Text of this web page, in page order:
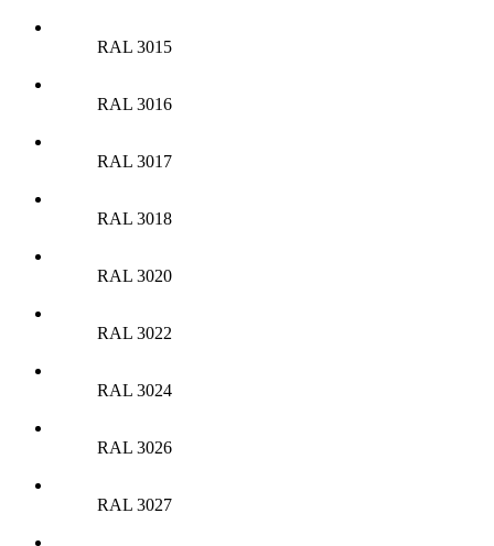
RAL 3015
RAL 3016
RAL 3017
RAL 3018
RAL 3020
RAL 3022
RAL 3024
RAL 3026
RAL 3027